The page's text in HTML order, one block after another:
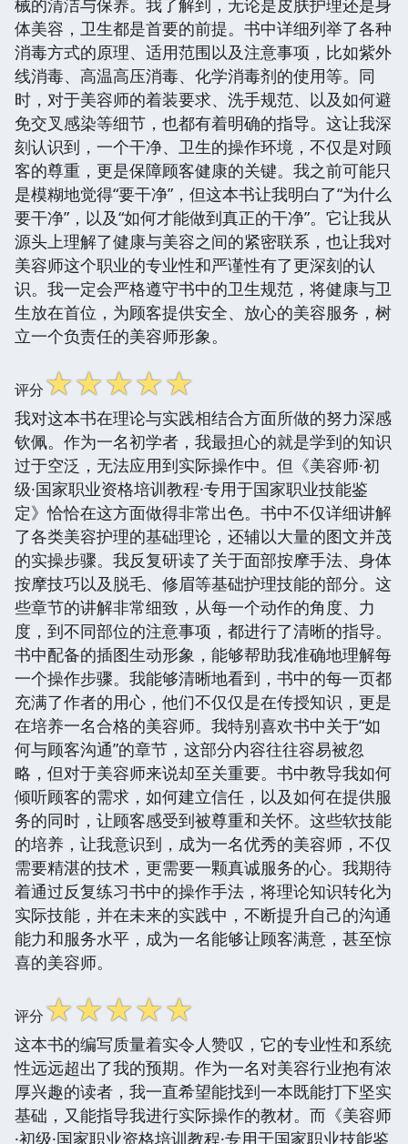
械的清洁与保养。我了解到，无论是皮肤护理还是身
体美容，卫生都是首要的前提。书中详细列举了各种
消毒方式的原理、适用范围以及注意事项，比如紫外
线消毒、高温高压消毒、化学消毒剂的使用等。同
时，对于美容师的着装要求、洗手规范、以及如何避
免交叉感染等细节，也都有着明确的指导。这让我深
刻认识到，一个干净、卫生的操作环境，不仅是对顾
客的尊重，更是保障顾客健康的关键。我之前可能只
是模糊地觉得“要干净”，但这本书让我明白了“为什么
要干净”，以及“如何才能做到真正的干净”。它让我从
源头上理解了健康与美容之间的紧密联系，也让我对
美容师这个职业的专业性和严谨性有了更深刻的认
识。我一定会严格遵守书中的卫生规范，将健康与卫
生放在首位，为顾客提供安全、放心的美容服务，树
立一个负责任的美容师形象。
评分☆☆☆☆☆
我对这本书在理论与实践相结合方面所做的努力深感
钦佩。作为一名初学者，我最担心的就是学到的知识
过于空泛，无法应用到实际操作中。但《美容师·初
级·国家职业资格培训教程·专用于国家职业技能鉴
定》恰恰在这方面做得非常出色。书中不仅详细讲解
了各类美容护理的基础理论，还辅以大量的图文并茂
的实操步骤。我反复研读了关于面部按摩手法、身体
按摩技巧以及脱毛、修眉等基础护理技能的部分。这
些章节的讲解非常细致，从每一个动作的角度、力
度，到不同部位的注意事项，都进行了清晰的指导。
书中配备的插图生动形象，能够帮助我准确地理解每
一个操作步骤。我能够清晰地看到，书中的每一页都
充满了作者的用心，他们不仅仅是在传授知识，更是
在培养一名合格的美容师。我特别喜欢书中关于“如
何与顾客沟通”的章节，这部分内容往往容易被忽
略，但对于美容师来说却至关重要。书中教导我如何
倾听顾客的需求，如何建立信任，以及如何在提供服
务的同时，让顾客感受到被尊重和关怀。这些软技能
的培养，让我意识到，成为一名优秀的美容师，不仅
需要精湛的技术，更需要一颗真诚服务的心。我期待
着通过反复练习书中的操作手法，将理论知识转化为
实际技能，并在未来的实践中，不断提升自己的沟通
能力和服务水平，成为一名能够让顾客满意，甚至惊
喜的美容师。
评分☆☆☆☆☆
这本书的编写质量着实令人赞叹，它的专业性和系统
性远远超出了我的预期。作为一名对美容行业抱有浓
厚兴趣的读者，我一直希望能找到一本既能打下坚实
基础，又能指导我进行实际操作的教材。而《美容师
·初级·国家职业资格培训教程·专用于国家职业技能鉴